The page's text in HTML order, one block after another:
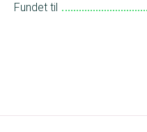
Fundet til